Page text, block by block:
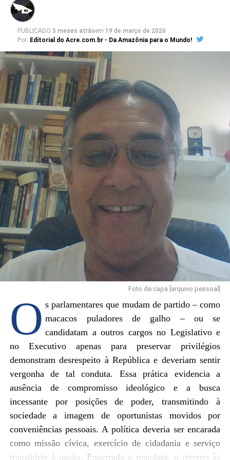
PUBLICADO 5 meses atrásem 19 de março de 2026
Por: Editorial do Acre.com.br - Da Amazônia para o Mundo!
Foto de capa [arquivo pessoal]
O s parlamentares que mudam de partido – como
macacos puladores de galho – ou se
candidatam a outros cargos no Legislativo e
no Executivo apenas para preservar privilégios
demonstram desrespeito à República e deveriam sentir
vergonha de tal conduta. Essa prática evidencia a
ausência de compromisso ideológico e a busca
incessante por posições de poder, transmitindo à
sociedade a imagem de oportunistas movidos por
conveniências pessoais. A política deveria ser encarada
como missão cívica, exercício de cidadania e serviço
transitório à nação. Encerrado o mandato, o retorno às